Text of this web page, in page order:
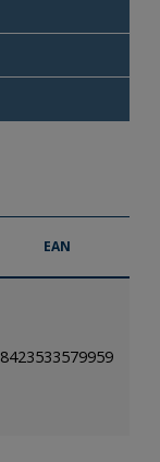
EAN
8423533579959